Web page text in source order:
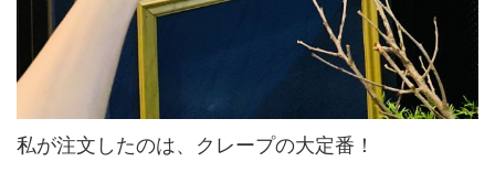
私が注文したのは、クレープの大定番！